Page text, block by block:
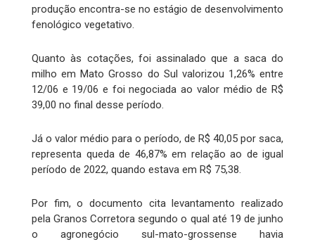
produção encontra-se no estágio de desenvolvimento
fenológico vegetativo.
Quanto às cotações, foi assinalado que a saca do
milho em Mato Grosso do Sul valorizou 1,26% entre
12/06 e 19/06 e foi negociada ao valor médio de R$
39,00 no final desse período.
Já o valor médio para o período, de R$ 40,05 por saca,
representa queda de 46,87% em relação ao de igual
período de 2022, quando estava em R$ 75,38.
Por fim, o documento cita levantamento realizado
pela Granos Corretora segundo o qual até 19 de junho
o agronegócio sul-mato-grossense havia